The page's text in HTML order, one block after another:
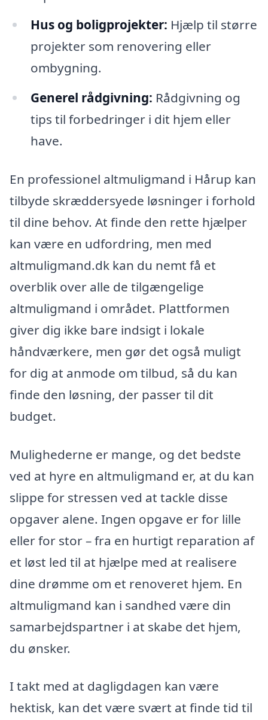
Hus og boligprojekter: Hjælp til større
projekter som renovering eller
ombygning.
Generel rådgivning: Rådgivning og
tips til forbedringer i dit hjem eller
have.
En professionel altmuligmand i Hårup kan
tilbyde skræddersyede løsninger i forhold
til dine behov. At finde den rette hjælper
kan være en udfordring, men med
altmuligmand.dk kan du nemt få et
overblik over alle de tilgængelige
altmuligmand i området. Plattformen
giver dig ikke bare indsigt i lokale
håndværkere, men gør det også muligt
for dig at anmode om tilbud, så du kan
finde den løsning, der passer til dit
budget.
Mulighederne er mange, og det bedste
ved at hyre en altmuligmand er, at du kan
slippe for stressen ved at tackle disse
opgaver alene. Ingen opgave er for lille
eller for stor – fra en hurtigt reparation af
et løst led til at hjælpe med at realisere
dine drømme om et renoveret hjem. En
altmuligmand kan i sandhed være din
samarbejdspartner i at skabe det hjem,
du ønsker.
I takt med at dagligdagen kan være
hektisk, kan det være svært at finde tid til